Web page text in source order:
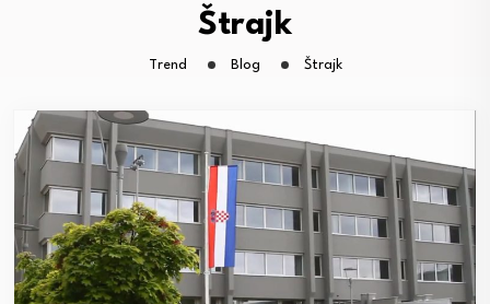
Štrajk
Trend Blog Štrajk